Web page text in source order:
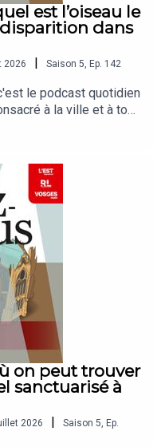
est l’oiseau le
dans
2026 | Saison 5, Ep. 142
le podcast quotidien
à la ville et à tout
podcast raconté
sur les articles
de Metz.
on peut trouver
sanctuarisé à
2026 | Saison 5, Ep.